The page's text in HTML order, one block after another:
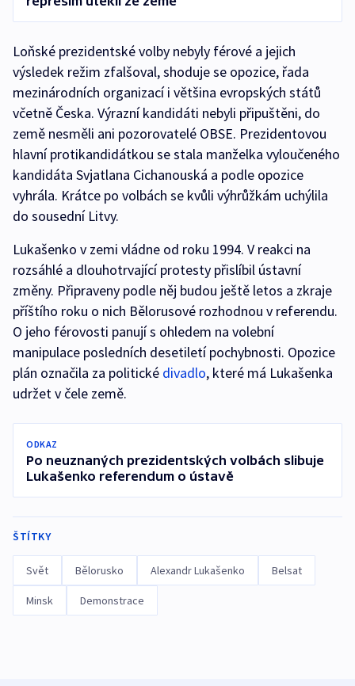
Loňské prezidentské volby nebyly férové a jejich
výsledek režim zfalšoval, shoduje se opozice, řada
mezinárodních organizací i většina evropských států
včetně Česka. Výrazní kandidáti nebyli připuštěni, do
země nesměli ani pozorovatelé OBSE. Prezidentovou
hlavní protikandidátkou se stala manželka vyloučeného
kandidáta Svjatlana Cichanouská a podle opozice
vyhrála. Krátce po volbách se kvůli výhrůžkám uchýlila
do sousední Litvy.
Lukašenko v zemi vládne od roku 1994. V reakci na
rozsáhlé a dlouhotrvající protesty přislíbil ústavní
změny. Připraveny podle něj budou ještě letos a zkraje
příštího roku o nich Bělorusové rozhodnou v referendu.
O jeho férovosti panují s ohledem na volební
manipulace posledních desetiletí pochybnosti. Opozice
plán označila za politické divadlo, které má Lukašenka
udržet v čele země.
ODKAZ
Po neuznaných prezidentských volbách slibuje
Lukašenko referendum o ústavě
ŠTÍTKY
Svět Bělorusko Alexandr Lukašenko Belsat
Minsk Demonstrace